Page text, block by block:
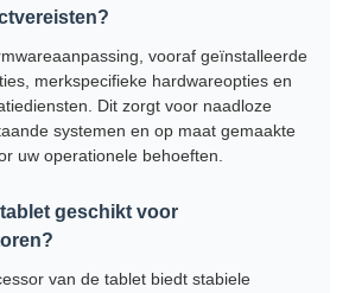
vooraf geïnstalleerde
merkspecifieke hardwareopties en
Dit zorgt voor naadloze
systemen en op maat gemaakte
uw operationele behoeften.
geschikt voor
van de tablet biedt stabiele